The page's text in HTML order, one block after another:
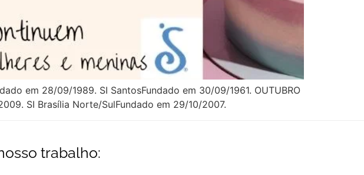
em 28/09/1989. SI SantosFundado em 30/09/1961. OUTUBRO
SI Brasília Norte/SulFundado em 29/10/2007.
trabalho: